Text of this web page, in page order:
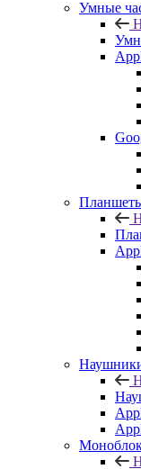
Умные